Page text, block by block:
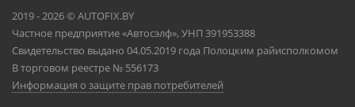
2019 - 2026 © AUTOFIX.BY
Частное предприятие «Автосэлф», УНП 391953388
Свидетельство выдано 04.05.2019 года Полоцким райисполкомом
В торговом реестре № 556173
Информация о защите прав потребителей